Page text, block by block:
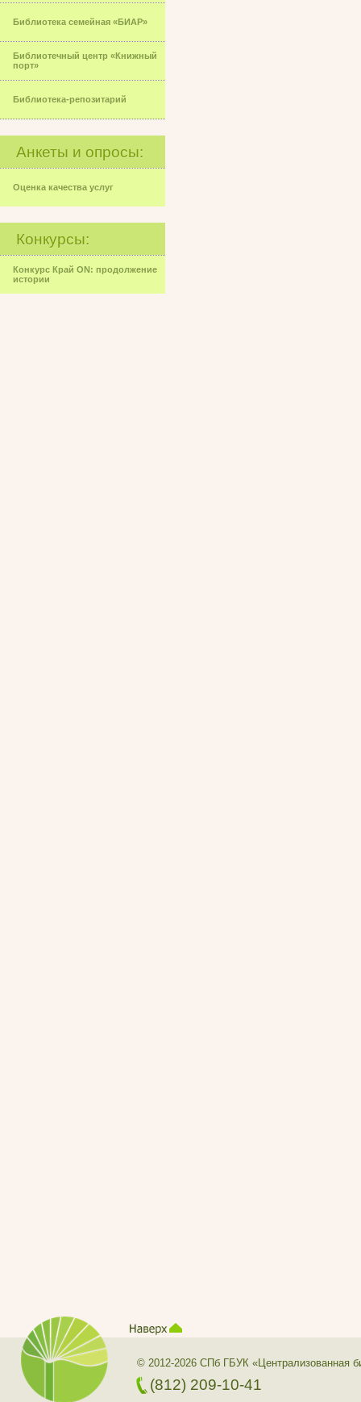
Библиотека семейная «БИАР»
Библиотечный центр «Книжный
порт»
Библиотека-репозитарий
Анкеты и опросы:
Оценка качества услуг
Конкурсы:
Конкурс Край ON: продолжение
истории
© 2012-2026 СПб ГБУК «Централизованная
(812) 209-10-41